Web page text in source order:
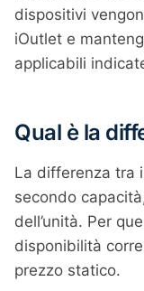
dispositivi
iOutlet e
applicabili
Qual è la
La differenza tra
secondo
dell’unità. Per
disponibilità
prezzo statico.